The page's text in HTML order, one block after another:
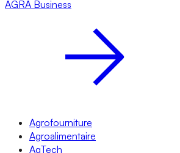
AGRA Business
Agrofourniture
Agroalimentaire
AgTech